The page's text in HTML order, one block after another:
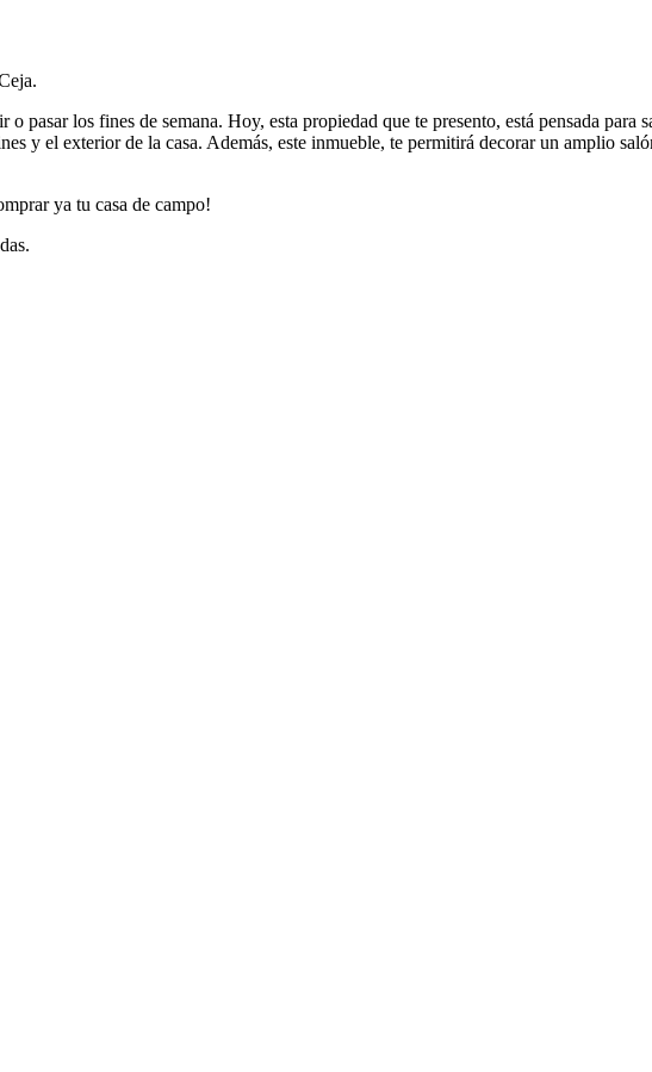
pasar los fines de semana. Hoy, esta propiedad que te presento, está pensada para
y el exterior de la casa. Además, este inmueble, te permitirá decorar un amplio
ya tu casa de campo!